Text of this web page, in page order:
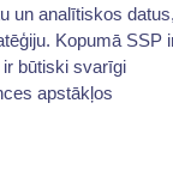
un analītiskos datus,
Kopumā SSP
būtiski svarīgi
apstākļos